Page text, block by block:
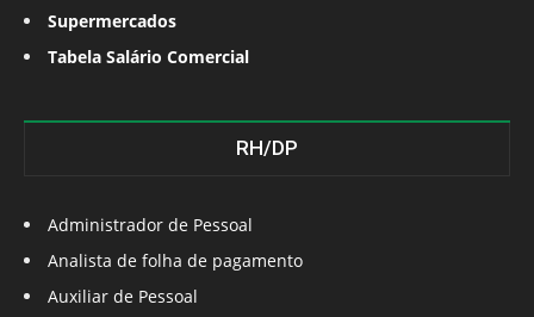
Supermercados
Tabela Salário Comercial
RH/DP
Administrador de Pessoal
Analista de folha de pagamento
Auxiliar de Pessoal